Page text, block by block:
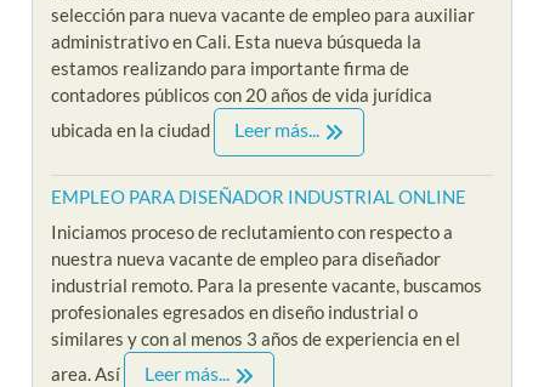
selección para nueva vacante de empleo para auxiliar
administrativo en Cali. Esta nueva búsqueda la
estamos realizando para importante firma de
contadores públicos con 20 años de vida jurídica
ubicada en la ciudad
Leer más...
EMPLEO PARA DISEÑADOR INDUSTRIAL ONLINE
Iniciamos proceso de reclutamiento con respecto a
nuestra nueva vacante de empleo para diseñador
industrial remoto. Para la presente vacante, buscamos
profesionales egresados en diseño industrial o
similares y con al menos 3 años de experiencia en el
area. Así
Leer más...